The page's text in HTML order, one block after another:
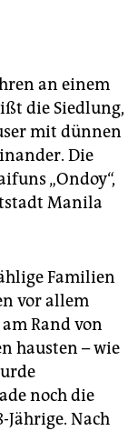
an einem
die Siedlung,
mit dünnen
Die
„Ondoy“,
Manila
Familien
vor allem
Rand von
hausten – wie
noch die
Jährige. Nach